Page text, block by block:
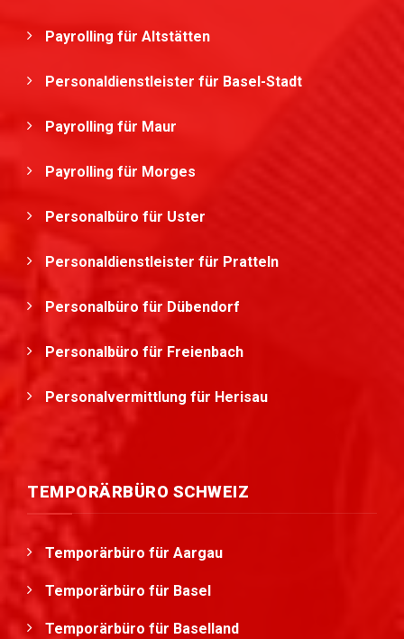
Payrolling für Altstätten
Personaldienstleister für Basel-Stadt
Payrolling für Maur
Payrolling für Morges
Personalbüro für Uster
Personaldienstleister für Pratteln
Personalbüro für Dübendorf
Personalbüro für Freienbach
Personalvermittlung für Herisau
TEMPORÄRBÜRO SCHWEIZ
Temporärbüro für Aargau
Temporärbüro für Basel
Temporärbüro für Baselland